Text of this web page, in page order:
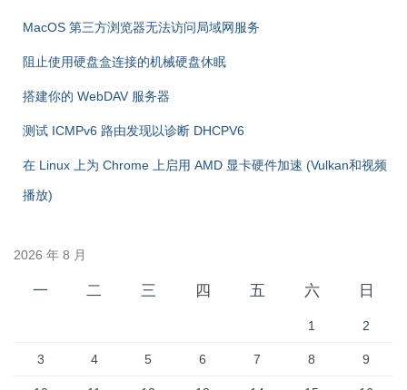
MacOS 第三方浏览器无法访问局域网服务
阻止使用硬盘盒连接的机械硬盘休眠
搭建你的 WebDAV 服务器
测试 ICMPv6 路由发现以诊断 DHCPV6
在 Linux 上为 Chrome 上启用 AMD 显卡硬件加速 (Vulkan和视频
播放)
2026 年 8 月
一 二 三 四 五 六 日
1 2
3 4 5 6 7 8 9